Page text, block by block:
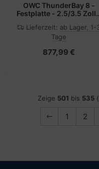
OWC ThunderBay 8 -
Festplatte - 2.5/3.5 Zoll
Lieferzeit: ab Lager, 1-
Tage
877,99 €
Zeige 501 bis 535
1 2